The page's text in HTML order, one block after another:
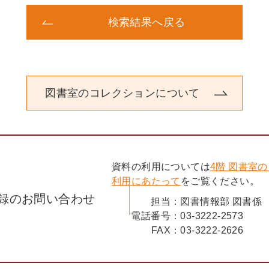
第三章 日常の楽しみと苦労
一 子どもの遊び
三 家族の病気と治療
病気と人生 病気になったら 見
り 家畜とペット 方言覚え書
終章 消えゆくふるさと
母のてまり 貞安節子
あとがき
参考文献
検索結果へ戻る
図書室のコレクションについて
のお問い合わせ
資料の利用については4階 図書室
利用にあたって をご覧ください。
担当： 図書情報部 図書係
電話番号：03-3222-2573
FAX：03-3222-2626